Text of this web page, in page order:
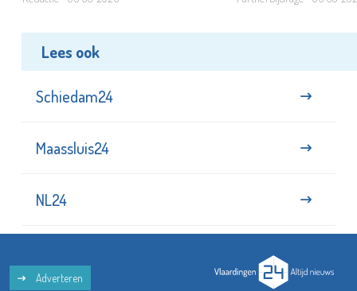
Lees ook
Schiedam24
Maassluis24
NL24
Adverteren